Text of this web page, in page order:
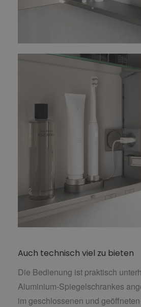
Auch technisch viel zu bieten
Die Bedienung ist praktisch
Aluminium-Spiegelschrankes
im geschlossenen und